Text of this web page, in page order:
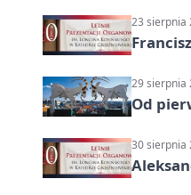
23 sierpnia
29 sierpnia
Od
30 sierpnia